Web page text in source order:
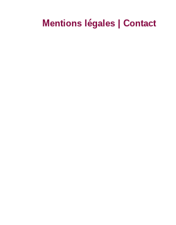
Mentions légales |Contact